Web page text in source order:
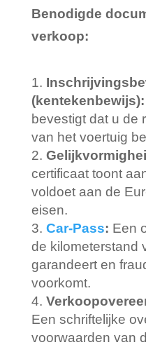
Benodigde
verkoop:
(kentekenbewijs):
bevestigt dat u de
van het voertuig
certificaat toont
voldoet aan de
eisen.
Car-Pass: Een
de kilometerstand
garandeert en
voorkomt.
Een schriftelijke
voorwaarden van